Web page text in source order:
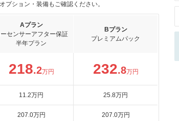
ション・装備もご確認ください。
Aプラン
センサーアフター保証
半年プラン
Bプラン
プレミアムパック
218.2万円 232.8万円
11.2万円 25.8万円
207.0万円 207.0万円